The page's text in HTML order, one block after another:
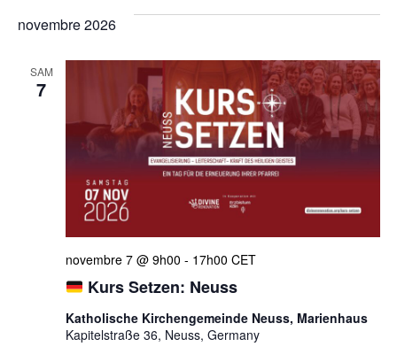
novembre 2026
SAM
7
Kurs Setzen: Neuss
novembre 7 @ 9h00 - 17h00 CET
Katholische Kirchengemeinde Neuss, Marienhaus
Kapitelstraße 36, Neuss, Germany